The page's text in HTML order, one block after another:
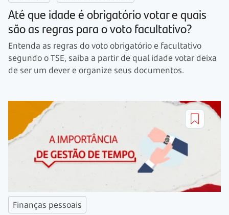
Até que idade é obrigatório votar e quais
são as regras para o voto facultativo?
Entenda as regras do voto obrigatório e facultativo
segundo o TSE, saiba a partir de qual idade votar deixa
de ser um dever e organize seus documentos.
Finanças pessoais